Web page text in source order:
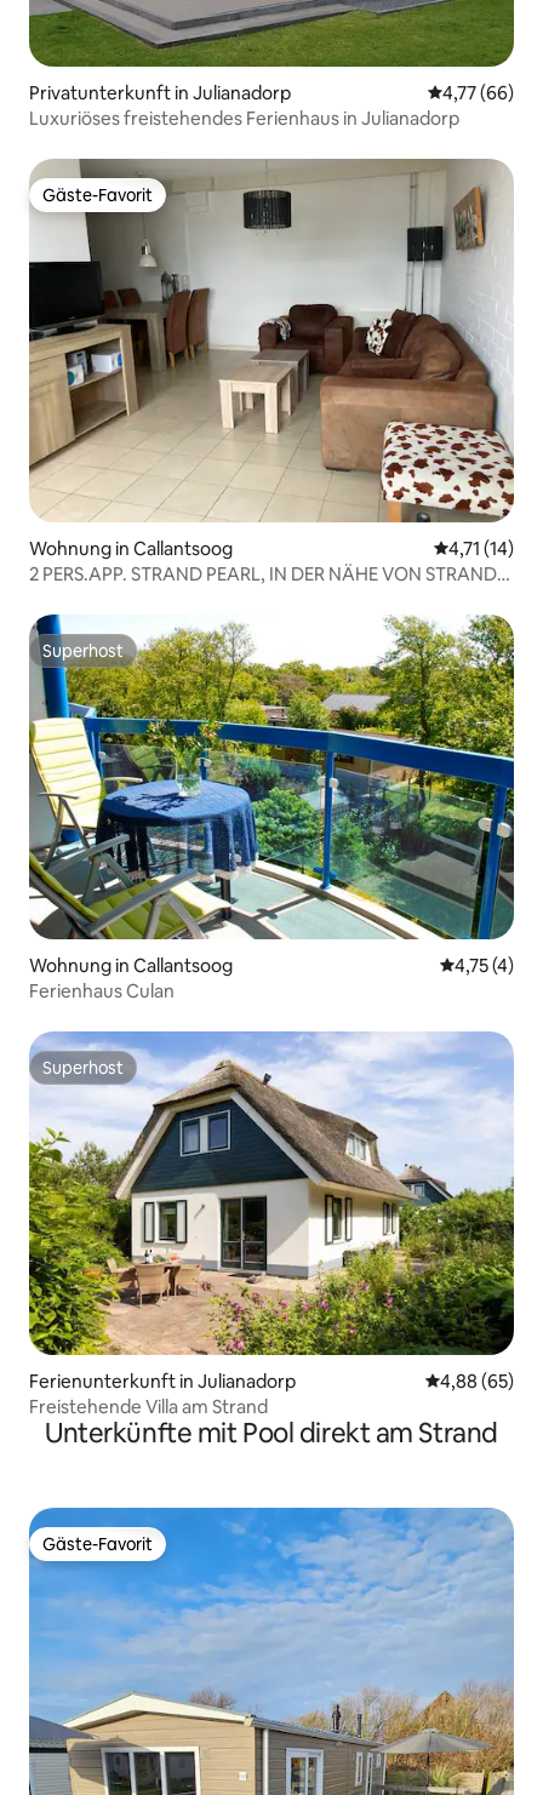
Privatunterkunft in Julianadorp
4,77 (66)
Luxuriöses freistehendes Ferienhaus in Julianadorp
Gäste-Favorit
Gäste-Favorit
Wohnung in Callantsoog
4,71 (14)
2 PERS.APP. STRAND PEARL, IN DER NÄHE VON STRAND
Superhost
Superhost
Wohnung in Callantsoog
4,75 (4)
Ferienhaus Culan
Superhost
Superhost
Ferienunterkunft in Julianadorp
4,88 (65)
Freistehende Villa am Strand
Unterkünfte mit Pool direkt am Strand
Gäste-Favorit
Gäste-Favorit